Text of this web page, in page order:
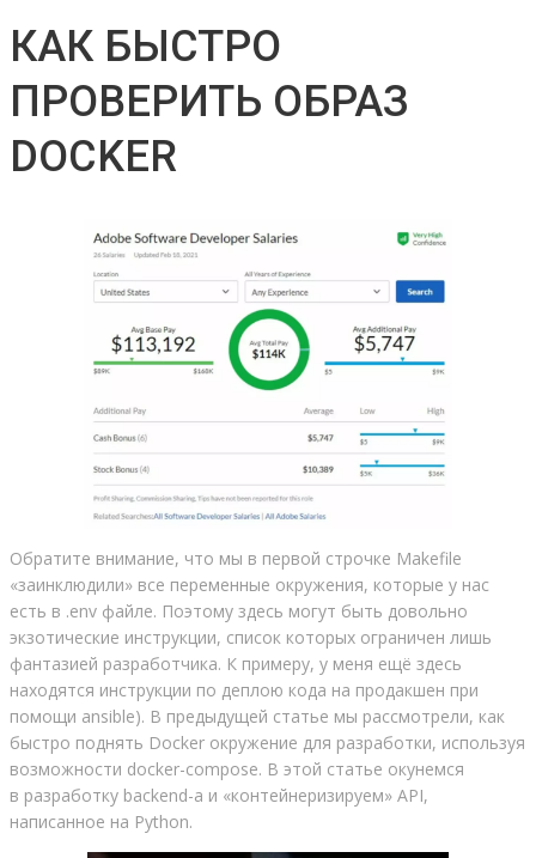
КАК БЫСТРО
ПРОВЕРИТЬ ОБРАЗ
DOCKER
Обратите внимание, что мы в первой строчке Makefile
«заинклюдили» все переменные окружения, которые у нас
есть в .env файле. Поэтому здесь могут быть довольно
экзотические инструкции, список которых ограничен лишь
фантазией разработчика. К примеру, у меня ещё здесь
находятся инструкции по деплою кода на продакшен при
помощи ansible). В предыдущей статье мы рассмотрели, как
быстро поднять Docker окружение для разработки, используя
возможности docker-compose. В этой статье окунемся
в разработку backend-а и «контейнеризируем» API,
написанное на Python.